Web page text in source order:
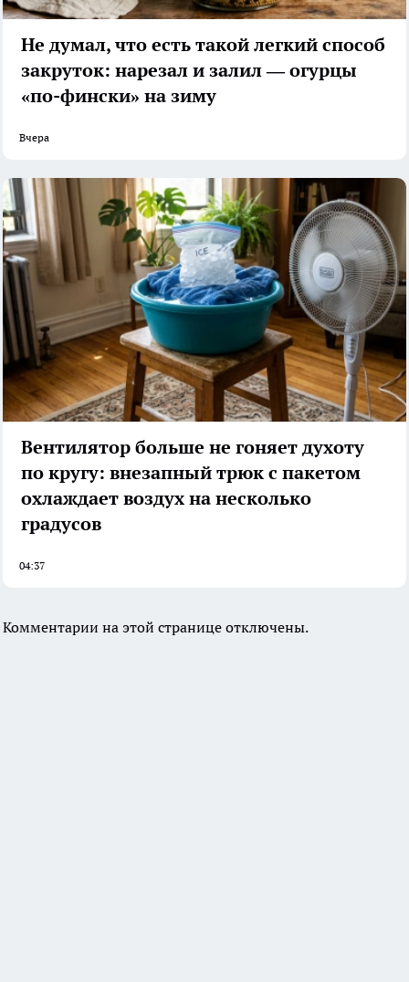
Не думал, что есть такой легкий способ
закруток: нарезал и залил — огурцы
«по-фински» на зиму
Вчера
Вентилятор больше не гоняет духоту
по кругу: внезапный трюк с пакетом
охлаждает воздух на несколько
градусов
04:37
Комментарии на этой странице отключены.